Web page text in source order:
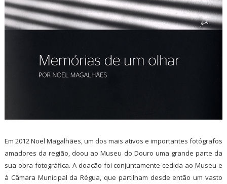
Em 2012 Noel Magalhães, um dos mais ativos e importantes fotógrafos
amadores da região, doou ao Museu do Douro uma grande parte da
sua obra fotográfica. A doação foi conjuntamente cedida ao Museu e
à Câmara Municipal da Régua, que partilham desde então um vasto